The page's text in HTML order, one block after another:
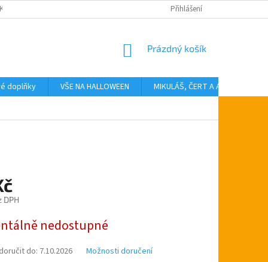
Přihlášení
NÁKUPNÍ
Prázdný košík
doplňky VŠE NA HALLOWEEN MIKULÁŠ, ČERT A ANDĚL
DPH
nedostupné
do: 7.10.2026
Možnosti doručení